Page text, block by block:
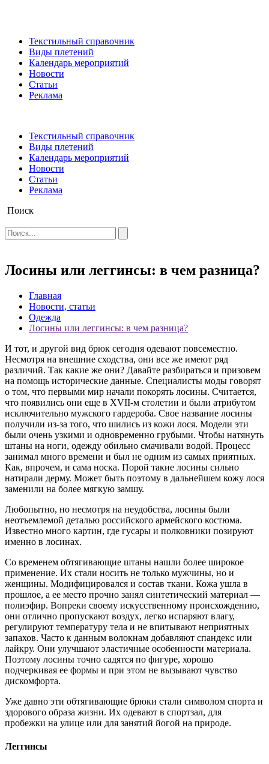
Текстильный справочник
Виды плетений
Календарь мероприятий
Новости
Статьи
Реклама
Текстильный справочник
Виды плетений
Календарь мероприятий
Новости
Статьи
Реклама
Поиск
Лосины или леггинсы: в чем разница?
Главная
Новости, статьи
Одежда
Лосины или леггинсы: в чем разница?
И тот, и другой вид брюк сегодня одевают повсеместно.
Несмотря на внешние сходства, они все же имеют ряд
различий. Так какие же они? Давайте разбираться и призовем
на помощь исторические данные. Специалисты моды говорят
о том, что первыми мир начали покорять лосины. Считается,
что появились они еще в XVII-м столетии и были атрибутом
исключительно мужского гардероба. Свое название лосины
получили из-за того, что шились из кожи лося. Модели эти
были очень узкими и одновременно грубыми. Чтобы натянуть
штаны на ноги, одежду обильно смачивали водой. Процесс
занимал много времени и был не одним из самых приятных.
Как, впрочем, и сама носка. Порой такие лосины сильно
натирали дерму. Может быть поэтому в дальнейшем кожу лося
заменили на более мягкую замшу.
Любопытно, но несмотря на неудобства, лосины были
неотъемлемой деталью российского армейского костюма.
Известно много картин, где гусары и полковники позируют
именно в лосинах.
Со временем обтягивающие штаны нашли более широкое
применение. Их стали носить не только мужчины, но и
женщины. Модифицировался и состав ткани. Кожа ушла в
прошлое, а ее место прочно занял синтетический материал —
полиэфир. Вопреки своему искусственному происхождению,
они отлично пропускают воздух, легко испаряют влагу,
регулируют температуру тела и не впитывают неприятных
запахов. Часто к данным волокнам добавляют спандекс или
лайкру. Они улучшают эластичные особенности материала.
Поэтому лосины точно садятся по фигуре, хорошо
подчеркивая ее формы и при этом не вызывают чувство
дискомфорта.
Уже давно эти обтягивающие брюки стали символом спорта и
здорового образа жизни. Их одевают в спортзал, для
пробежки на улице или для занятий йогой на природе.
Леггинсы